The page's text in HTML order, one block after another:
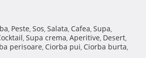
, Peste, Sos, Salata, Cafea, Supa,
, Supa crema, Aperitive, Desert,
perisoare, Ciorba pui, Ciorba burta,